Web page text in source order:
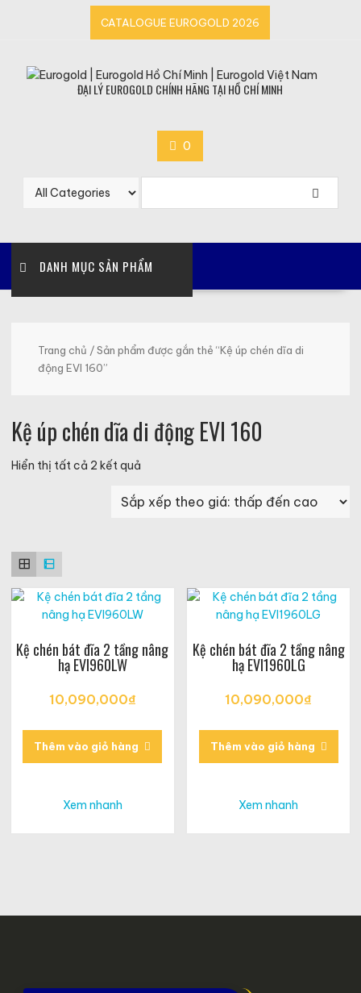
CATALOGUE EUROGOLD 2026
ĐẠI LÝ EUROGOLD CHÍNH HÃNG TẠI HỒ CHÍ MINH
0
DANH MỤC SẢN PHẨM
Trang chủ / Sản phẩm được gắn thẻ “Kệ úp chén dĩa di
động EVI 160”
Kệ úp chén dĩa di động EVI 160
Hiển thị tất cả 2 kết quảĐã
xếp
cao
Kệ chén bát đĩa 2 tầng nâng
hạ EVI960LW
10,090,000₫
Thêm vào giỏ hàng
Xem nhanh
Kệ chén bát đĩa 2 tầng nâng
hạ EVI1960LG
10,090,000₫
Thêm vào giỏ hàng
Xem nhanh